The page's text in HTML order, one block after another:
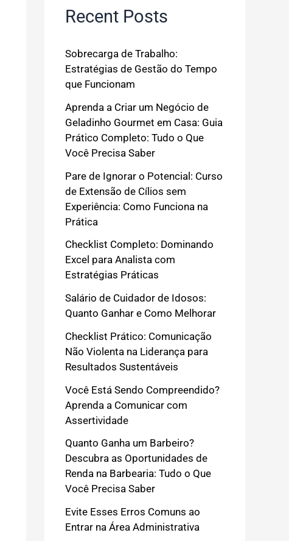
Recent Posts
Sobrecarga de Trabalho:
Estratégias de Gestão do Tempo
que Funcionam
Aprenda a Criar um Negócio de
Geladinho Gourmet em Casa: Guia
Prático Completo: Tudo o Que
Você Precisa Saber
Pare de Ignorar o Potencial: Curso
de Extensão de Cílios sem
Experiência: Como Funciona na
Prática
Checklist Completo: Dominando
Excel para Analista com
Estratégias Práticas
Salário de Cuidador de Idosos:
Quanto Ganhar e Como Melhorar
Checklist Prático: Comunicação
Não Violenta na Liderança para
Resultados Sustentáveis
Você Está Sendo Compreendido?
Aprenda a Comunicar com
Assertividade
Quanto Ganha um Barbeiro?
Descubra as Oportunidades de
Renda na Barbearia: Tudo o Que
Você Precisa Saber
Evite Esses Erros Comuns ao
Entrar na Área Administrativa